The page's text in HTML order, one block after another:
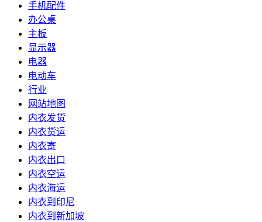
手机配件
办公桌
主板
显示器
电器
电动车
行业
网站地图
内衣发货
内衣货运
内衣寄
内衣出口
内衣空运
内衣海运
内衣到印尼
内衣到新加坡